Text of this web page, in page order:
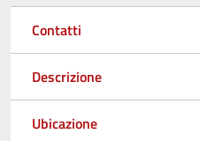
Contatti
Descrizione
Ubicazione